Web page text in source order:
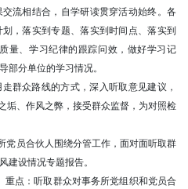
流相结合，自学研读贯穿活动始终。各
，落实到专题、落实到时间点、落实到
量、学习纪律的跟踪问效，做好学习记
部分单位的学习情况。
群众路线的方式，深入听取意见建议，
垢、作风之弊，接受群众监督，为对照检
党员合伙人围绕分管工作，面对面听取群
建设情况专题报告。
重点：听取群众对事务所党组织和党员合